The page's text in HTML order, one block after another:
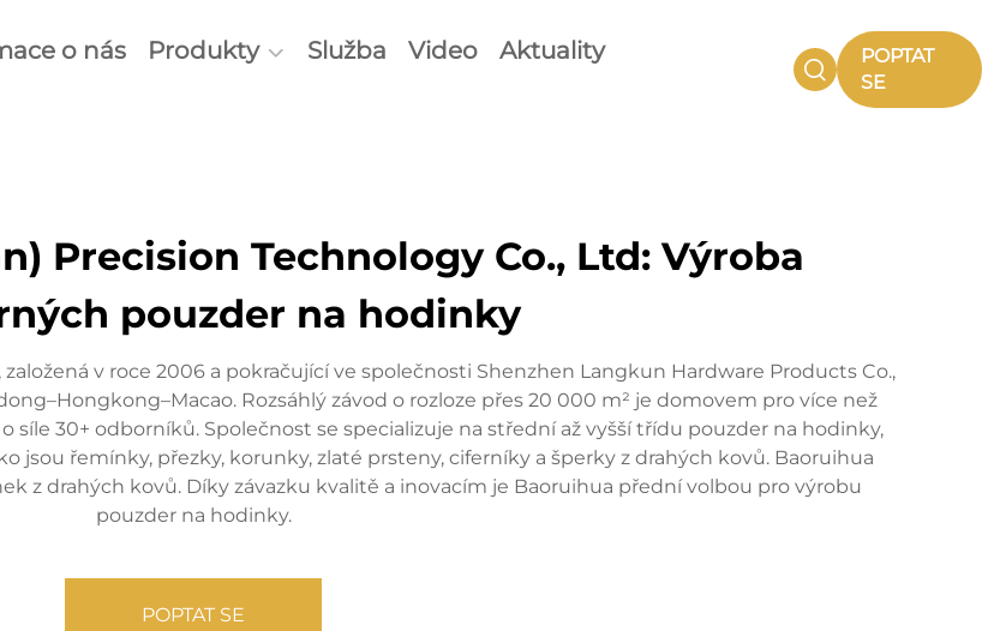
o nás Produkty Služba Video
Aktuality
POPTAT
SE
Precision Technology Co., Ltd: Výroba
pouzder na hodinky
v roce 2006 a pokračující ve společnosti Shenzhen Langkun Hardware Products Co.,
Rozsáhlý závod o rozloze přes 20 000 m² je domovem pro více než
30+ odborníků. Společnost se specializuje na střední až vyšší třídu pouzder na hodinky,
jsou řemínky, přezky, korunky, zlaté prsteny, ciferníky a šperky z drahých kovů. Baoruihua
z drahých kovů. Díky závazku kvalitě a inovacím je Baoruihua přední volbou pro výrobu
pouzder na hodinky.
POPTAT SE